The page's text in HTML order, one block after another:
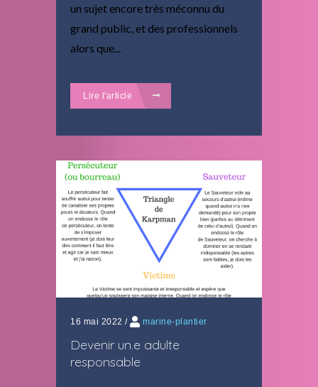
un sujet encore très méconnu du
grand public, et des professionnels
alors que...
Lire l'article
16 mai 2022 / marine-plantier
Devenir un.e adulte
responsable